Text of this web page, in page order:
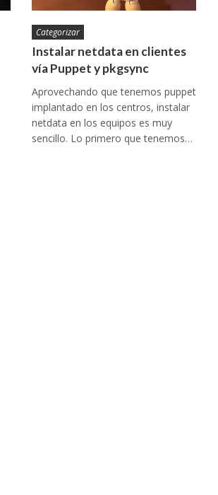
Categorizar
Instalar netdata en clientes
vía Puppet y pkgsync
Aprovechando que tenemos puppet
implantado en los centros, instalar
netdata en los equipos es muy
sencillo. Lo primero que tenemos…